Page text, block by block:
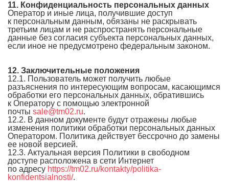
11. Конфиденциальность персональных данных
Оператор и иные лица, получившие доступ
к персональным данным, обязаны не раскрывать
третьим лицам и не распространять персональные
данные без согласия субъекта персональных данных,
если иное не предусмотрено федеральным законом.
12. Заключительные положения
12.1. Пользователь может получить любые
разъяснения по интересующим вопросам, касающимся
обработки его персональных данных, обратившись
к Оператору с помощью электронной
почты sale@tm02.ru.
12.2. В данном документе будут отражены любые
изменения политики обработки персональных данных
Оператором. Политика действует бессрочно до замены
ее новой версией.
12.3. Актуальная версия Политики в свободном
доступе расположена в сети Интернет
по адресу https://tm02.ru/kontakty/politika-
konfidentsialnosti/.